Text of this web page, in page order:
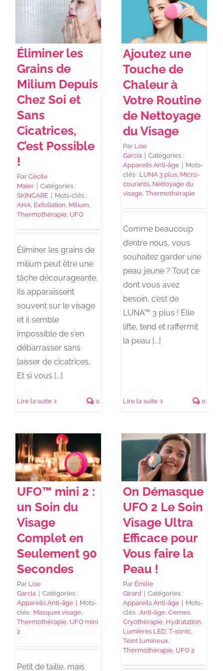
NEWS DE FOREO
SKINCARE
SANTÉ & BIEN-ÊTRE
BEAUTÉ
À PROPOS
CONTACT
Éliminer les
Grains de
Milium Depuis
Chez Soi et
Sans
Cicatrices,
C’est Possible
!
ParCécile
Maier
Catégories :
SKINCARE
Mots-clés :
AHA, Exfoliation, Milium,
Thermothérapie, UFO
Éliminer les grains de
milium peut être une
tâche décourageante.
Ils apparaissent
souvent sur le visage
et il semble
impossible de s'en
débarrasser sans
laisser de cicatrices.
Et si vous [...]
Lire la suite 0
Ajoutez une
Touche de
Chaleur à
Votre Routine
de Nettoyage
du Visage
Par Lise
Garcia
Catégories :
Appareils Anti-âge
Mots-
clés : LUNA 3 plus Micro-
courants Nettoyage du
visage ,Thermothérapie
Comme beaucoup
d’entre nous, vous
souhaitez garder une
peau jeune ? Tout ce
dont vous avez
besoin, c’est de
LUNA™ 3 plus ! Elle
lifte, tend et raffermit
la peau [...]
Lire la suite 0
UFO™ mini 2 :
un Soin du
Visage
Complet en
Seulement 90
Secondes
Par Lise
Garcia
Catégories :
Appareils Anti-âge
Mots-
clés : Masques visage
Thermothérapie UFO mini
2
Petit de taille, mais
On Démasque
UFO 2 Le Soin
Visage Ultra
Efficace pour
Vous faire la
Peau !
Par Émilie
Girard
Catégories :
Appareils Anti-âge
Mots-
clés :Anti-âge ,Cernes
Cryothérapie Hydratation
Lumières LED ,T-sonic
Teint lumineux
Thermothérapie UFO 2